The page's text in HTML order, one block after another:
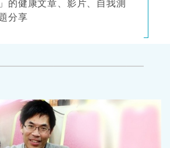
的健康文章、影片、自我測
分享